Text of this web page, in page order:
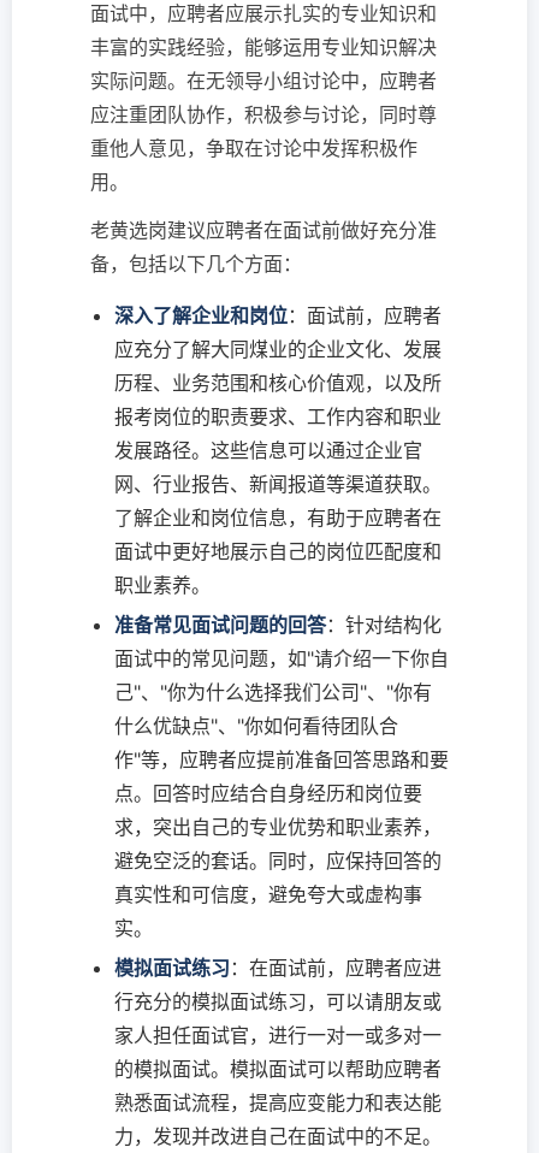
面试中，应聘者应展示扎实的专业知识和
丰富的实践经验，能够运用专业知识解决
实际问题。在无领导小组讨论中，应聘者
应注重团队协作，积极参与讨论，同时尊
重他人意见，争取在讨论中发挥积极作
用。
老黄选岗建议应聘者在面试前做好充分准
备，包括以下几个方面：
深入了解企业和岗位：面试前，应聘者
应充分了解大同煤业的企业文化、发展
历程、业务范围和核心价值观，以及所
报考岗位的职责要求、工作内容和职业
发展路径。这些信息可以通过企业官
网、行业报告、新闻报道等渠道获取。
了解企业和岗位信息，有助于应聘者在
面试中更好地展示自己的岗位匹配度和
职业素养。
准备常见面试问题的回答：针对结构化
面试中的常见问题，如"请介绍一下你自
己"、"你为什么选择我们公司"、"你有
什么优缺点"、"你如何看待团队合
作"等，应聘者应提前准备回答思路和要
点。回答时应结合自身经历和岗位要
求，突出自己的专业优势和职业素养，
避免空泛的套话。同时，应保持回答的
真实性和可信度，避免夸大或虚构事
实。
模拟面试练习 ：在面试前，应聘者应进
行充分的模拟面试练习，可以请朋友或
家人担任面试官，进行一对一或多对一
的模拟面试。模拟面试可以帮助应聘者
熟悉面试流程，提高应变能力和表达能
力，发现并改进自己在面试中的不足。